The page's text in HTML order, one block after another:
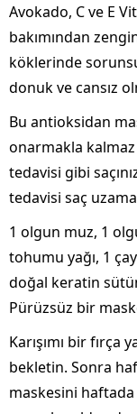
Avokado, C ve E
bakımından
köklerinde
donuk ve cansız
Bu antioksidan
onarmakla
tedavisi gibi
tedavisi saç
1 olgun muz, 1
tohumu yağı, 1 çay
doğal keratin
Pürüzsüz bir
Karışımı bir fırça
bekletin. Sonra
maskesini haftada